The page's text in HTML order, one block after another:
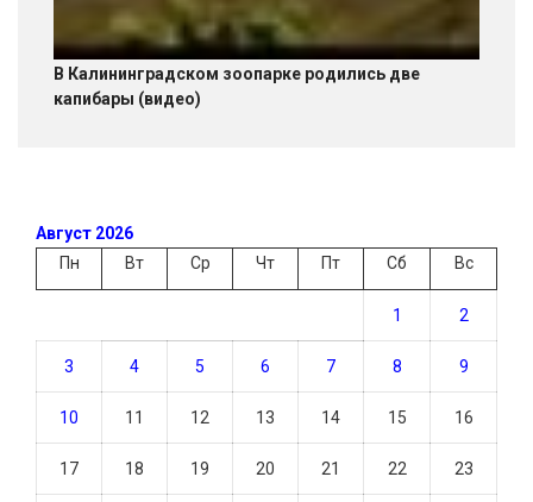
В Калининградском зоопарке родились две
капибары (видео)
Август 2026
Пн
Вт Ср Чт Пт Сб Вс
1 2
3 4 5 6 7 8 9
10 11 12 13 14 15 16
17 18 19 20 21 22 23